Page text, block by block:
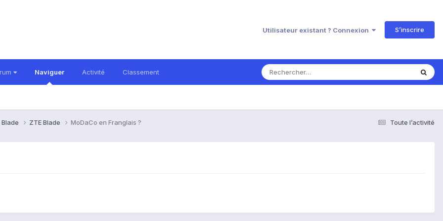
Utilisateur existant ? Connexion S’inscrire
Naviguer Activité Classement
Toute l’activité
Blade ZTE Blade MoDaCo en Franglais ?